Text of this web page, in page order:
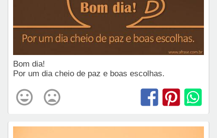
Bom dia!
Por um dia cheio de paz e boas escolhas.